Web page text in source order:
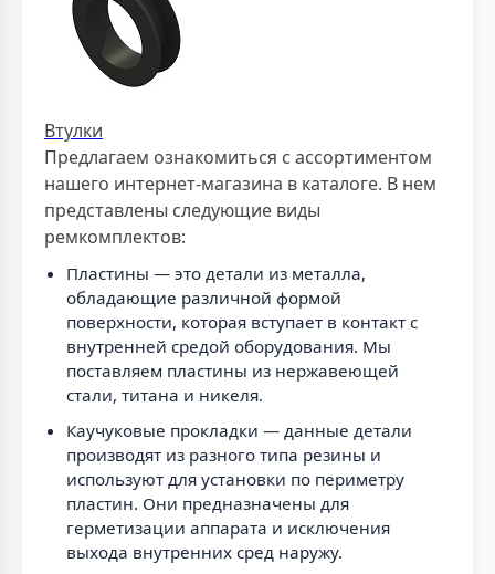
Втулки
Предлагаем ознакомиться с ассортиментом
нашего интернет-магазина в каталоге. В нем
представлены следующие виды
ремкомплектов:
Пластины — это детали из металла,
обладающие различной формой
поверхности, которая вступает в контакт с
внутренней средой оборудования. Мы
поставляем пластины из нержавеющей
стали, титана и никеля.
Каучуковые прокладки — данные детали
производят из разного типа резины и
используют для установки по периметру
пластин. Они предназначены для
герметизации аппарата и исключения
выхода внутренних сред наружу.